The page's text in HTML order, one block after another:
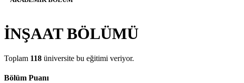
İNŞAAT BÖLÜMÜ
Toplam 118 üniversite bu eğitimi veriyor.
Bölüm Puanı